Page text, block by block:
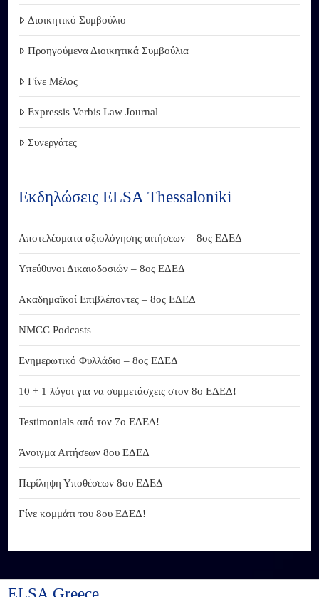
Διοικητικό Συμβούλιο
Προηγούμενα Διοικητικά Συμβούλια
Γίνε Μέλος
Expressis Verbis Law Journal
Συνεργάτες
Εκδηλώσεις ELSA Thessaloniki
Αποτελέσματα αξιολόγησης αιτήσεων – 8ος ΕΔΕΔ
Υπεύθυνοι Δικαιοδοσιών – 8ος ΕΔΕΔ
Ακαδημαϊκοί Επιβλέποντες – 8ος ΕΔΕΔ
NMCC Podcasts
Ενημερωτικό Φυλλάδιο – 8ος ΕΔΕΔ
10 + 1 λόγοι για να συμμετάσχεις στον 8ο ΕΔΕΔ!
Testimonials από τον 7ο ΕΔΕΔ!
Άνοιγμα Αιτήσεων 8ου ΕΔΕΔ
Περίληψη Υποθέσεων 8ου ΕΔΕΔ
Γίνε κομμάτι του 8ου ΕΔΕΔ!